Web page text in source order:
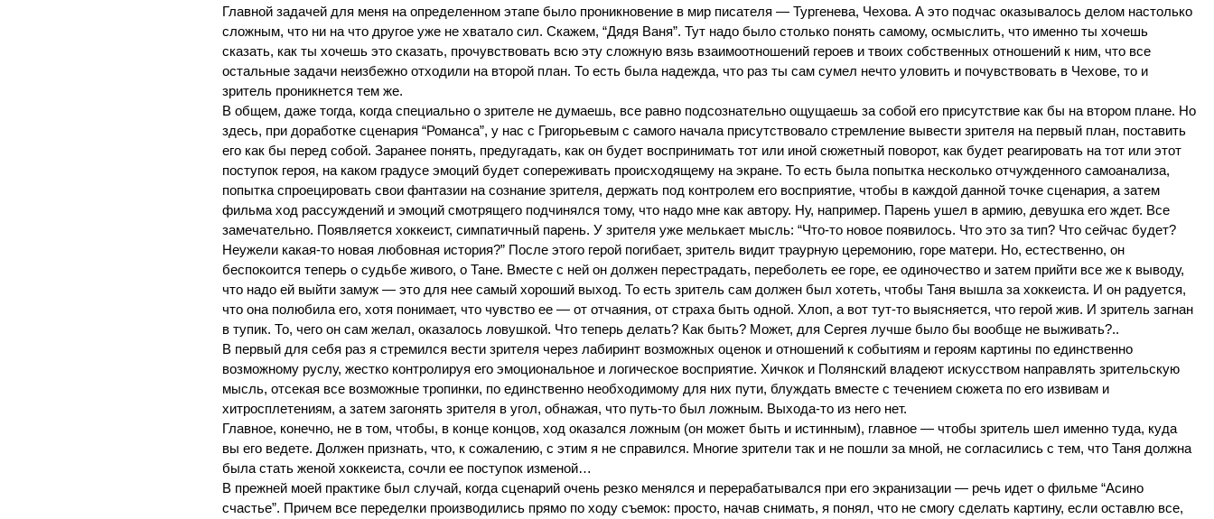
Главной задачей для меня на определенном этапе было проникновение в мир писателя — Тургенева, Чехова. А это подчас оказывалось делом настолько
сложным, что ни на что другое уже не хватало сил. Скажем, “Дядя Ваня”. Тут надо было столько понять самому, осмыслить, что именно ты хочешь
сказать, как ты хочешь это сказать, прочувствовать всю эту сложную вязь взаимоотношений героев и твоих собственных отношений к ним, что все
остальные задачи неизбежно отходили на второй план. То есть была надежда, что раз ты сам сумел нечто уловить и почувствовать в Чехове, то и
зритель проникнется тем же.
В общем, даже тогда, когда специально о зрителе не думаешь, все равно подсознательно ощущаешь за собой его присутствие как бы на втором плане. Но
здесь, при доработке сценария “Романса”, у нас с Григорьевым с самого начала присутствовало стремление вывести зрителя на первый план, поставить
его как бы перед собой. Заранее понять, предугадать, как он будет воспринимать тот или иной сюжетный поворот, как будет реагировать на тот или этот
поступок героя, на каком градусе эмоций будет сопереживать происходящему на экране. То есть была попытка несколько отчужденного самоанализа,
попытка спроецировать свои фантазии на сознание зрителя, держать под контролем его восприятие, чтобы в каждой данной точке сценария, а затем
фильма ход рассуждений и эмоций смотрящего подчинялся тому, что надо мне как автору. Ну, например. Парень ушел в армию, девушка его ждет. Все
замечательно. Появляется хоккеист, симпатичный парень. У зрителя уже мелькает мысль: “Что-то новое появилось. Что это за тип? Что сейчас будет?
Неужели какая-то новая любовная история?” После этого герой погибает, зритель видит траурную церемонию, горе матери. Но, естественно, он
беспокоится теперь о судьбе живого, о Тане. Вместе с ней он должен перестрадать, переболеть ее горе, ее одиночество и затем прийти все же к выводу,
что надо ей выйти замуж — это для нее самый хороший выход. То есть зритель сам должен был хотеть, чтобы Таня вышла за хоккеиста. И он радуется,
что она полюбила его, хотя понимает, что чувство ее — от отчаяния, от страха быть одной. Хлоп, а вот тут-то выясняется, что герой жив. И зритель загнан
в тупик. То, чего он сам желал, оказалось ловушкой. Что теперь делать? Как быть? Может, для Сергея лучше было бы вообще не выживать?..
В первый для себя раз я стремился вести зрителя через лабиринт возможных оценок и отношений к событиям и героям картины по единственно
возможному руслу, жестко контролируя его эмоциональное и логическое восприятие. Хичкок и Полянский владеют искусством направлять зрительскую
мысль, отсекая все возможные тропинки, по единственно необходимому для них пути, блуждать вместе с течением сюжета по его извивам и
хитросплетениям, а затем загонять зрителя в угол, обнажая, что путь-то был ложным. Выхода-то из него нет.
Главное, конечно, не в том, чтобы, в конце концов, ход оказался ложным (он может быть и истинным), главное — чтобы зритель шел именно туда, куда
вы его ведете. Должен признать, что, к сожалению, с этим я не справился. Многие зрители так и не пошли за мной, не согласились с тем, что Таня должна
была стать женой хоккеиста, сочли ее поступок изменой…
В прежней моей практике был случай, когда сценарий очень резко менялся и перерабатывался при его экранизации — речь идет о фильме “Асино
счастье”. Причем все переделки производились прямо по ходу съемок: просто, начав снимать, я понял, что не смогу сделать картину, если оставлю все,